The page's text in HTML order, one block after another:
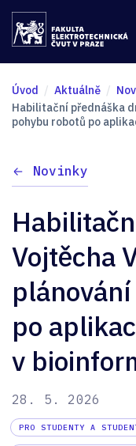
Úvod Aktuálně
Habilitační přednáška
pohybu robotů po
Novinky
Vojtěcha
po
v
28. 5. 2026
PRO STUDENTY A